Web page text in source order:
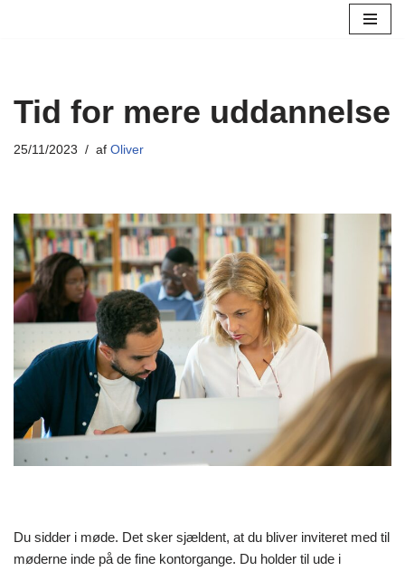
Tid for mere uddannelse
25/11/2023 af Oliver
Du sidder i møde. Det sker sjældent, at du bliver inviteret med til
møderne inde på de fine kontorgange. Du holder til ude i